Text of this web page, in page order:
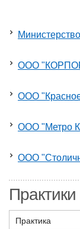
ООО
ООО
ООО "Метро
ООО
Практика